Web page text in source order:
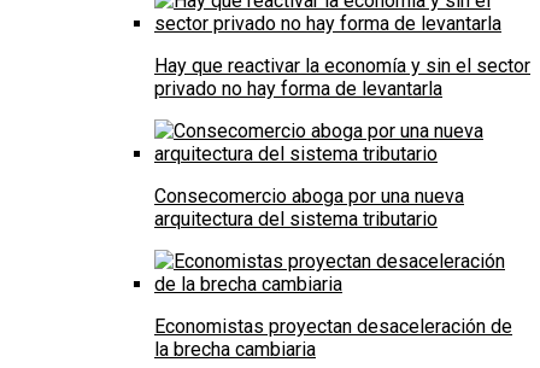
Hay que reactivar la economía y sin el sector
privado no hay forma de levantarla
Consecomercio aboga por una nueva
arquitectura del sistema tributario
Economistas proyectan desaceleración de
la brecha cambiaria